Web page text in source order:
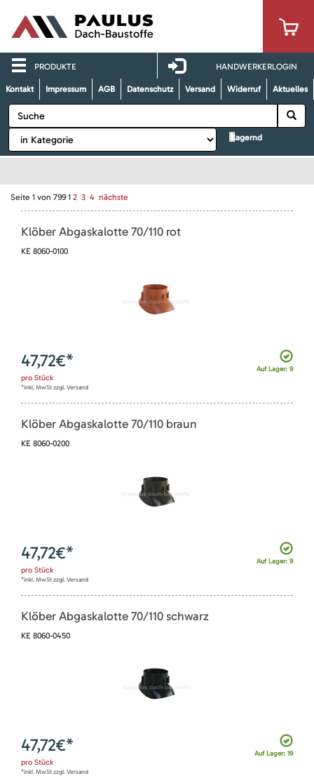
PRODUKTE HANDWERKERLOGIN
Kontakt Impressum AGB Datenschutz Versand Widerruf Aktuelles
lagernd
Seite 1 von 799 1 2 3 4 nächste
Klöber Abgaskalotte 70/110 rot
KE 8060-0100
Auf Lager: 9
47,72€*
pro Stück
*inkl. MwSt zzgl. Versand
Klöber Abgaskalotte 70/110 braun
KE 8060-0200
Auf Lager: 9
47,72€*
pro Stück
*inkl. MwSt zzgl. Versand
Klöber Abgaskalotte 70/110 schwarz
KE 8060-0450
Auf Lager: 19
47,72€*
pro Stück
*inkl. MwSt zzgl. Versand